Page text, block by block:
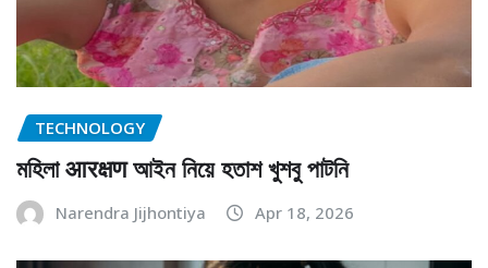
TECHNOLOGY
মহিলা आरक्षण আইন নিয়ে হতাশ খুশবু পাটনি
Narendra Jijhontiya Apr 18, 2026